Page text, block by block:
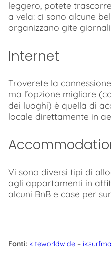
leggero, potete
a vela: ci sono alcune
organizzano gite
Internet
Troverete la
ma l’opzione migliore
dei luoghi) è quella di
locale direttamente in
Vi sono diversi tipi di
agli appartamenti in
alcuni BnB e case per
Fonti: kiteworldwide –